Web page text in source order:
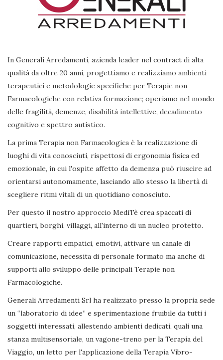
In Generali Arredamenti, azienda leader nel contract di alta
qualità da oltre 20 anni, progettiamo e realizziamo ambienti
terapeutici e metodologie specifiche per Terapie non
Farmacologiche con relativa formazione; operiamo nel mondo
delle fragilità, demenze, disabilità intellettive, decadimento
cognitivo e spettro autistico.
La prima Terapia non Farmacologica è la realizzazione di
luoghi di vita conosciuti, rispettosi di ergonomia fisica ed
emozionale, in cui l'ospite affetto da demenza può riuscire ad
orientarsi autonomamente, lasciando allo stesso la libertà di
scegliere ritmi vitali di un quotidiano conosciuto.
Per questo il nostro approccio MediTè crea spaccati di
quartieri, borghi, villaggi, all'interno di un nucleo protetto.
Creare rapporti empatici, emotivi, attivare un canale di
comunicazione, necessita di personale formato ma anche di
supporti allo sviluppo delle principali Terapie non
Farmacologiche.
Generali Arredamenti Srl ha realizzato presso la propria sede
un “laboratorio di idee” e sperimentazione fruibile da tutti i
soggetti interessati, allestendo ambienti dedicati, quali una
stanza multisensoriale, un vagone-treno per la Terapia del
Viaggio, un letto per l'applicazione della Terapia Vibro-